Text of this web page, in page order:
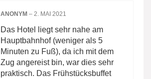
ANONYM – 2. MAI 2021
Das Hotel liegt sehr nahe am
Hauptbahnhof (weniger als 5
Minuten zu Fuß), da ich mit dem
Zug angereist bin, war dies sehr
praktisch. Das Frühstücksbuffet